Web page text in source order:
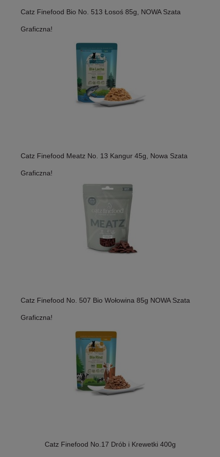
Catz Finefood Bio No. 513 Łosoś 85g, NOWA Szata
Graficzna!
Catz Finefood Meatz No. 13 Kangur 45g, Nowa Szata
Graficzna!
Catz Finefood No. 507 Bio Wołowina 85g NOWA Szata
Graficzna!
Catz Finefood No.17 Drób i Krewetki 400g